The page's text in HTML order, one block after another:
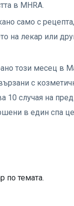
в MHRA.
само с
на лекар или
този месец в
с
10 случая на
в един спа
по темата.